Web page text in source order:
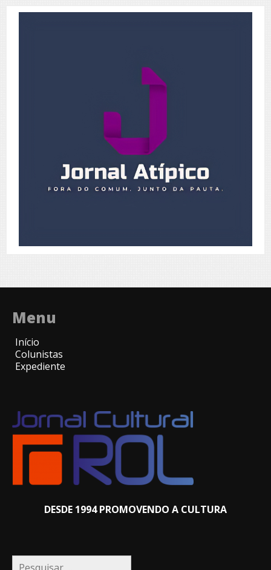
Menu
Início
Colunistas
Expediente
DESDE 1994 PROMOVENDO A CULTURA
Pesquisar